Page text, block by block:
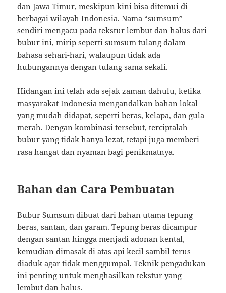
dan Jawa Timur, meskipun kini bisa ditemui di
berbagai wilayah Indonesia. Nama “sumsum”
sendiri mengacu pada tekstur lembut dan halus dari
bubur ini, mirip seperti sumsum tulang dalam
bahasa sehari-hari, walaupun tidak ada
hubungannya dengan tulang sama sekali.
Hidangan ini telah ada sejak zaman dahulu, ketika
masyarakat Indonesia mengandalkan bahan lokal
yang mudah didapat, seperti beras, kelapa, dan gula
merah. Dengan kombinasi tersebut, terciptalah
bubur yang tidak hanya lezat, tetapi juga memberi
rasa hangat dan nyaman bagi penikmatnya.
Bahan dan Cara Pembuatan
Bubur Sumsum dibuat dari bahan utama tepung
beras, santan, dan garam. Tepung beras dicampur
dengan santan hingga menjadi adonan kental,
kemudian dimasak di atas api kecil sambil terus
diaduk agar tidak menggumpal. Teknik pengadukan
ini penting untuk menghasilkan tekstur yang
lembut dan halus.